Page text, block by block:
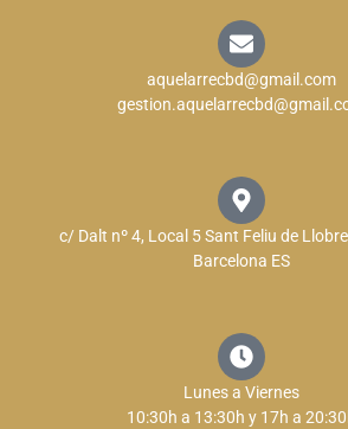
aquelarrecbd@gmail.com
c/ Dalt nº 4, Local 5 Sant Feliu de
Barcelona ES
Lunes a Viernes
10:30h a 13:30h y 17h a